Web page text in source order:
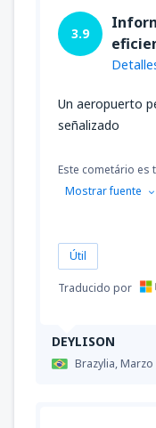
DEYLISON
Brazylia,Marzo
3.9
Un aeropuerto
señalizado
Este cometário es
Mostrar fuente
Útil
Traducido por